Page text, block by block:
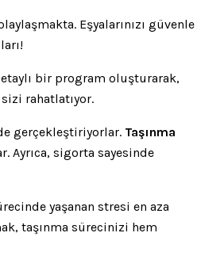
Eşyalarınızı güvenle
bir program oluşturarak,
rahatlatıyor.
gerçekleştiriyorlar. Taşınma
Ayrıca, sigorta sayesinde
yaşanan stresi en aza
taşınma sürecinizi hem